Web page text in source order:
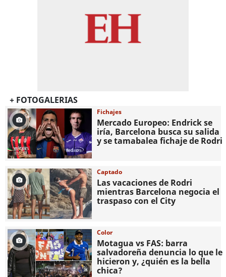
+ FOTOGALERIAS
Fichajes
Mercado Europeo: Endrick se
iría, Barcelona busca su salida
y se tamabalea fichaje de Rodri
Captado
Las vacaciones de Rodri
mientras Barcelona negocia el
traspaso con el City
Color
Motagua vs FAS: barra
salvadoreña denuncia lo que le
hicieron y, ¿quién es la bella
chica?